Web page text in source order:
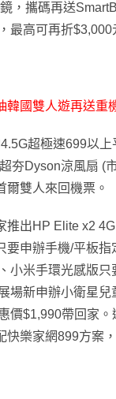
，攜碼再送
最高可再折$3,000
韓國雙人遊再送重
超極速699以
夯Dyson涼風扇 (
爾雙人來回機票。
推出HP Elite x2
要申辦手機/平板
小米手環光感版
場新申辦小衛星兒
價$1,990帶回家
快樂家網899方案